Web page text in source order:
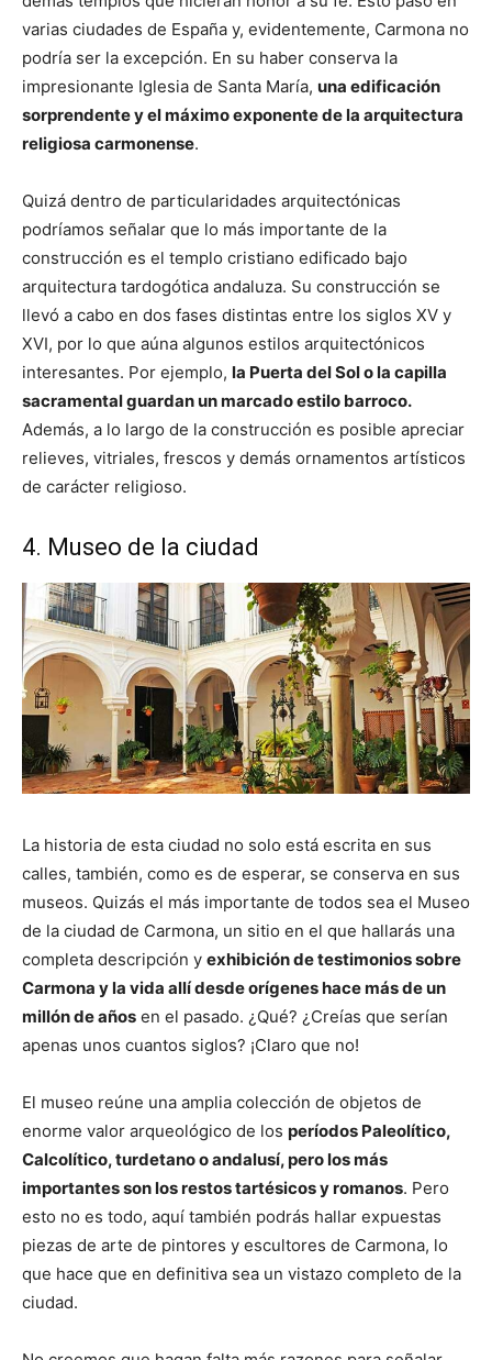
varias ciudades de España y, evidentemente, Carmona no
podría ser la excepción. En su haber conserva la
impresionante Iglesia de Santa María, una edificación
sorprendente y el máximo exponente de la arquitectura
religiosa carmonense.
Quizá dentro de particularidades arquitectónicas
podríamos señalar que lo más importante de la
construcción es el templo cristiano edificado bajo
arquitectura tardogótica andaluza. Su construcción se
llevó a cabo en dos fases distintas entre los siglos XV y
XVI, por lo que aúna algunos estilos arquitectónicos
interesantes. Por ejemplo, la Puerta del Sol o la capilla
sacramental guardan un marcado estilo barroco.
Además, a lo largo de la construcción es posible apreciar
relieves, vitriales, frescos y demás ornamentos artísticos
de carácter religioso.
4. Museo de la ciudad
La historia de esta ciudad no solo está escrita en sus
calles, también, como es de esperar, se conserva en sus
museos. Quizás el más importante de todos sea el Museo
de la ciudad de Carmona, un sitio en el que hallarás una
completa descripción y exhibición de testimonios sobre
Carmona y la vida allí desde orígenes hace más de un
millón de años en el pasado. ¿Qué? ¿Creías que serían
apenas unos cuantos siglos? ¡Claro que no!
El museo reúne una amplia colección de objetos de
enorme valor arqueológico de los períodos Paleolítico,
Calcolítico, turdetano o andalusí, pero los más
importantes son los restos tartésicos y romanos. Pero
esto no es todo, aquí también podrás hallar expuestas
piezas de arte de pintores y escultores de Carmona, lo
que hace que en definitiva sea un vistazo completo de la
ciudad.